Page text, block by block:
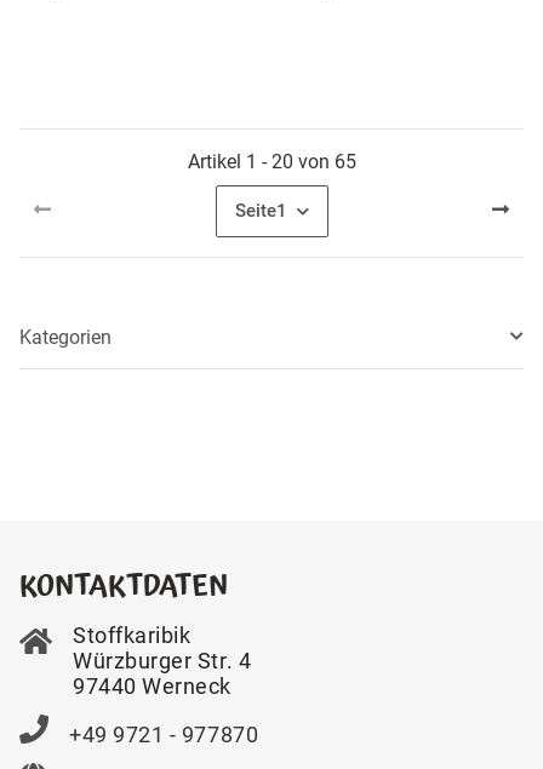
Artikel 1 - 20 von 65
Seite1
Kategorien
KONTAKTDATEN
Stoffkaribik
Würzburger Str. 4
97440 Werneck
+49 9721 - 977870